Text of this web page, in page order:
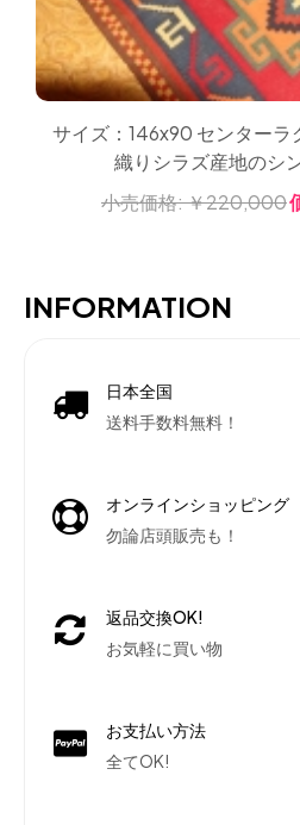
サイズ：146x90 センターラ
織りシラズ産地のシ
小売価格:￥220,000
INFORMATION
日本全国
送料手数料無料！
オンラインショッピング
勿論店頭販売も！
返品交換OK!
お気軽に買い物
お支払い方法
全てOK!